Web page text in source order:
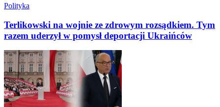
Polityka
Terlikowski na wojnie ze zdrowym rozsądkiem. Tym
razem uderzył w pomysł deportacji Ukraińców